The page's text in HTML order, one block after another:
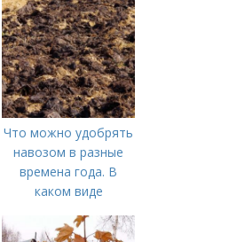
Что можно удобрять
навозом в разные
времена года. В
каком виде